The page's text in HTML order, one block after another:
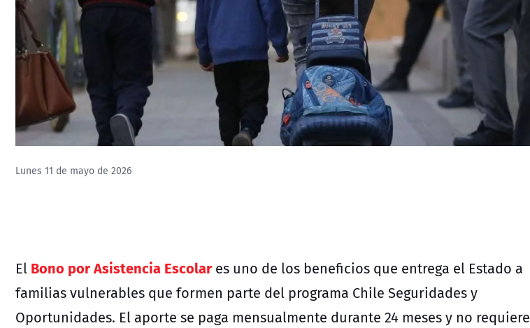
Lunes 11 de mayo de 2026
El Bono por Asistencia Escolar es uno de los beneficios que entrega el Estado a
familias vulnerables que formen parte del programa Chile Seguridades y
Oportunidades. El aporte se paga mensualmente durante 24 meses y no requiere